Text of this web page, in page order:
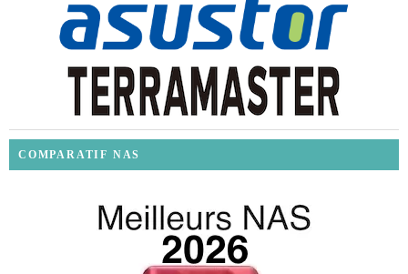
COMPARATIF NAS